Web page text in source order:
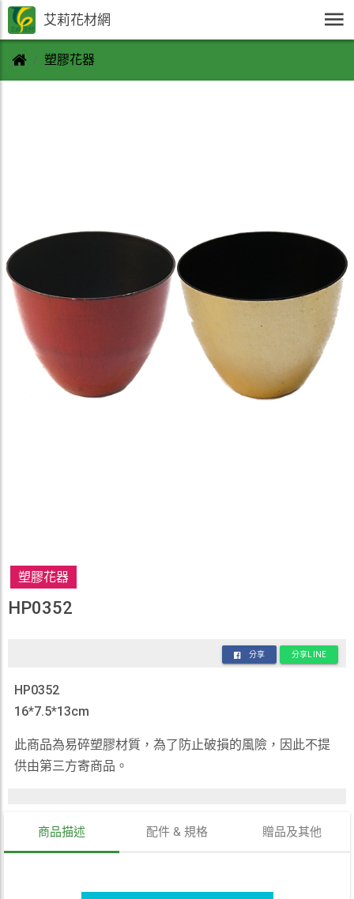
艾莉花材網
塑膠花器
塑膠花器
HP0352
分享 分享LINE
HP0352
16*7.5*13cm
此商品為易碎塑膠材質，為了防止破損的風險，因此不提
供由第三方寄商品。
商品描述 配件 & 規格 贈品及其他